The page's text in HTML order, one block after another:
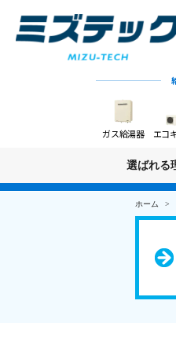
ガス給湯器 エコ
選ばれる
ホーム